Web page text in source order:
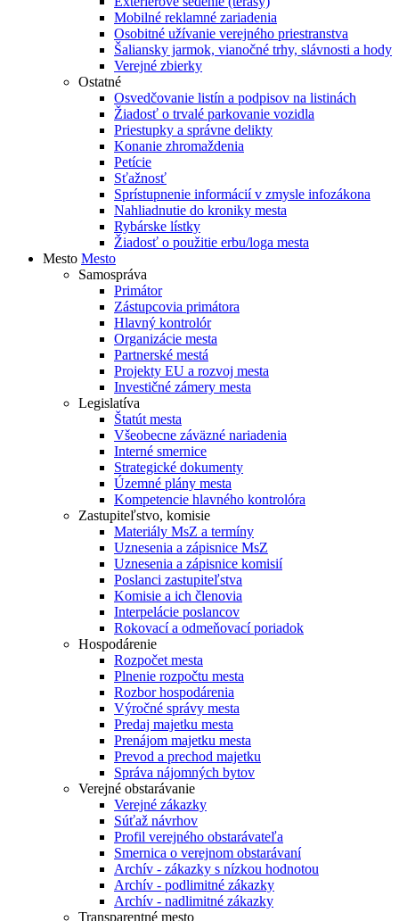
Mobilné reklamné zariadenia
Osobitné užívanie verejného priestranstva
Šaliansky jarmok, vianočné trhy, slávnosti a hody
Verejné zbierky
Ostatné
Osvedčovanie listín a podpisov na listinách
Žiadosť o trvalé parkovanie vozidla
Priestupky a správne delikty
Konanie zhromaždenia
Petície
Sťažnosť
Sprístupnenie informácií v zmysle infozákona
Nahliadnutie do kroniky mesta
Rybárske lístky
Žiadosť o použitie erbu/loga mesta
Mesto Mesto
Samospráva
Primátor
Zástupcovia primátora
Hlavný kontrolór
Organizácie mesta
Partnerské mestá
Projekty EU a rozvoj mesta
Investičné zámery mesta
Legislatíva
Štatút mesta
Všeobecne záväzné nariadenia
Interné smernice
Strategické dokumenty
Územné plány mesta
Kompetencie hlavného kontrolóra
Zastupiteľstvo, komisie
Materiály MsZ a termíny
Uznesenia a zápisnice MsZ
Uznesenia a zápisnice komisií
Poslanci zastupiteľstva
Komisie a ich členovia
Interpelácie poslancov
Rokovací a odmeňovací poriadok
Hospodárenie
Rozpočet mesta
Plnenie rozpočtu mesta
Rozbor hospodárenia
Výročné správy mesta
Predaj majetku mesta
Prenájom majetku mesta
Prevod a prechod majetku
Správa nájomných bytov
Verejné obstarávanie
Verejné zákazky
Súťaž návrhov
Profil verejného obstarávateľa
Smernica o verejnom obstarávaní
Archív - zákazky s nízkou hodnotou
Archív - podlimitné zákazky
Archív - nadlimitné zákazky
Transparentné mesto